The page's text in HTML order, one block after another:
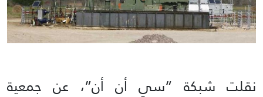
نقلت شبكة “سي أن أن”، عن جمعية